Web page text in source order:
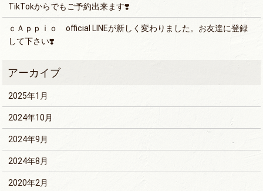
TikTokからでもご予約出来ます❣️
ｃＡｐｐｉｏ official LINEが新しく変わりました。お友達に登録
して下さい❣️
2025年1月
2024年10月
2024年9月
2024年8月
2020年2月